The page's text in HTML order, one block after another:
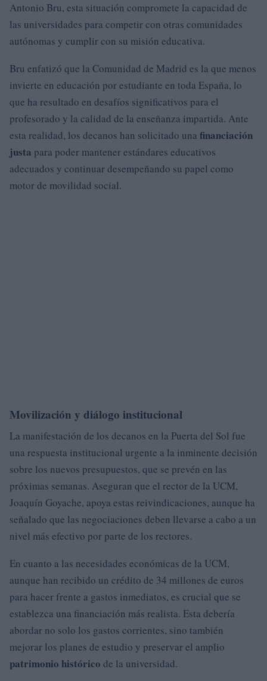
Antonio Bru, esta situación compromete la capacidad de
las universidades para competir con otras comunidades
autónomas y cumplir con su misión educativa.
Bru enfatizó que la Comunidad de Madrid es la que menos
invierte en educación por estudiante en toda España, lo
que ha resultado en desafíos significativos para el
profesorado y la calidad de la enseñanza impartida. Ante
esta realidad, los decanos han solicitado una financiación
justa para poder mantener estándares educativos
adecuados y continuar desempeñando su papel como
motor de movilidad social.
Movilización y diálogo institucional
La manifestación de los decanos en la Puerta del Sol fue
una respuesta institucional urgente a la inminente decisión
sobre los nuevos presupuestos, que se prevén en las
próximas semanas. Aseguran que el rector de la UCM,
Joaquín Goyache, apoya estas reivindicaciones, aunque ha
señalado que las negociaciones deben llevarse a cabo a un
nivel más efectivo por parte de los rectores.
En cuanto a las necesidades económicas de la UCM,
aunque han recibido un crédito de 34 millones de euros
para hacer frente a gastos inmediatos, es crucial que se
establezca una financiación más realista. Esta debería
abordar no solo los gastos corrientes, sino también
mejorar los planes de estudio y preservar el amplio
patrimonio histórico de la universidad.